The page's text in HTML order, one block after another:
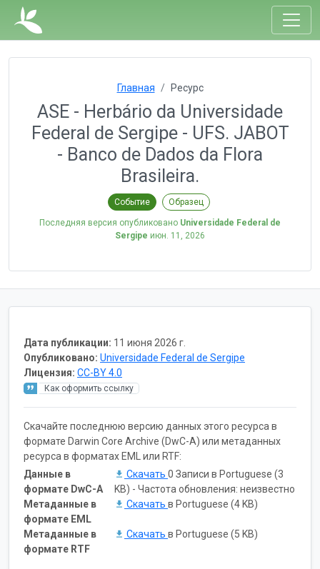
Главная Ресурс
ASE - Herbário da Universidade
Federal de Sergipe - UFS. JABOT
- Banco de Dados da Flora
Brasileira.
Событие Образец
Последняя версия опубликовано Universidade Federal de
Sergipe июн. 11, 2026
Дата публикации: 11 июня 2026 г.
Опубликовано: Universidade Federal de Sergipe
Лицензия: CC-BY 4.0
Как оформить ссылку
Скачайте последнюю версию данных этого ресурса в
формате Darwin Core Archive (DwC-A) или метаданных
ресурса в форматах EML или RTF:
Данные в
формате DwC-A
Скачать 0 Записи в Portuguese (3
KB) - Частота обновления: неизвестно
Метаданные в
формате EML
Скачать в Portuguese (4 KB)
Метаданные в
формате RTF
Скачать в Portuguese (5 KB)